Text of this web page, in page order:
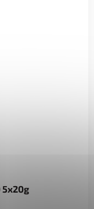
5x20g